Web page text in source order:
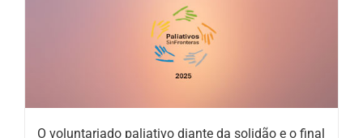
O voluntariado paliativo diante da solidão e o final